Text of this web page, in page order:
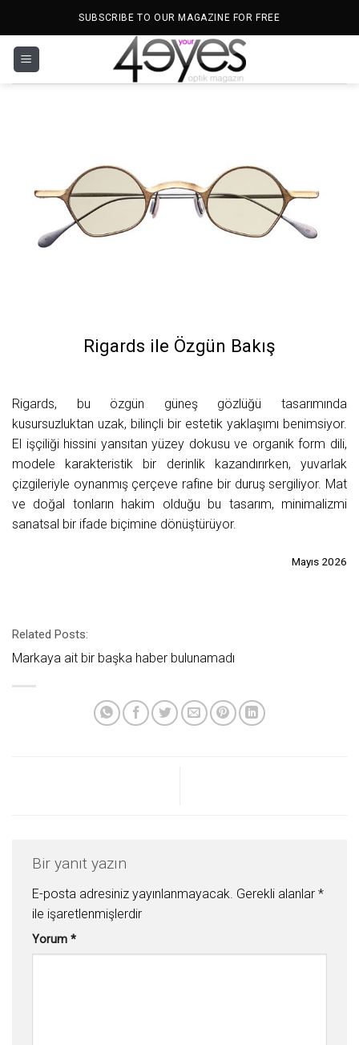
SUBSCRIBE TO OUR MAGAZINE FOR FREE
Rigards ile Özgün Bakış
Rigards, bu özgün güneş gözlüğü tasarımında
kusursuzluktan uzak, bilinçli bir estetik yaklaşımı benimsiyor.
El işçiliği hissini yansıtan yüzey dokusu ve organik form dili,
modele karakteristik bir derinlik kazandırırken, yuvarlak
çizgileriyle oynanmış çerçeve rafine bir duruş sergiliyor. Mat
ve doğal tonların hakim olduğu bu tasarım, minimalizmi
sanatsal bir ifade biçimine dönüştürüyor.
Mayıs 2026
Related Posts:
Markaya ait bir başka haber bulunamadı
Bir yanıt yazın
E-posta adresiniz yayınlanmayacak. Gerekli alanlar *
ile işaretlenmişlerdir
Yorum *